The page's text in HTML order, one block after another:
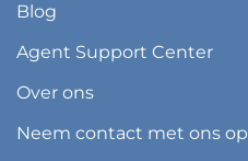
Blog
Agent Support Center
Over ons
Neem contact met ons op